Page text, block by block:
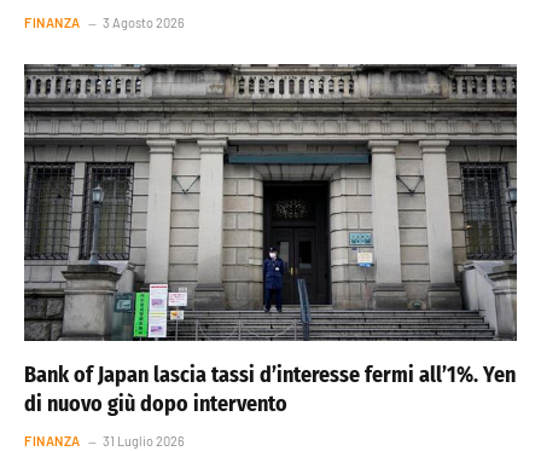
FINANZA 3 Agosto 2026
Bank of Japan lascia tassi d’interesse fermi all’1%. Yen
di nuovo giù dopo intervento
FINANZA 31 Luglio 2026